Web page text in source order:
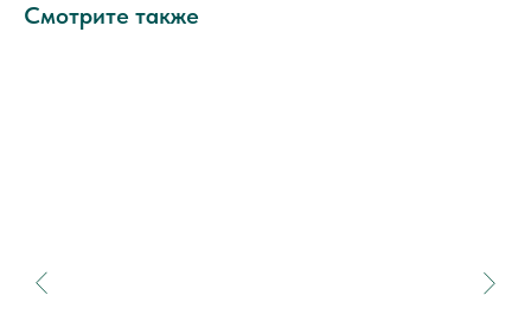
Смотрите также